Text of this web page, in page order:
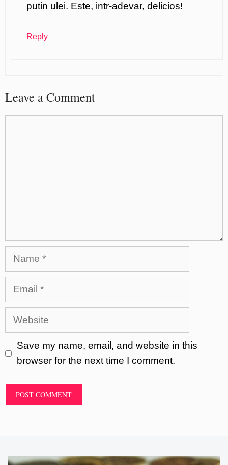
putin ulei. Este, intr-adevar, delicios!
Reply
Leave a Comment
Name
Email
Website
Save my name, email, and website in this
browser for the next time I comment.